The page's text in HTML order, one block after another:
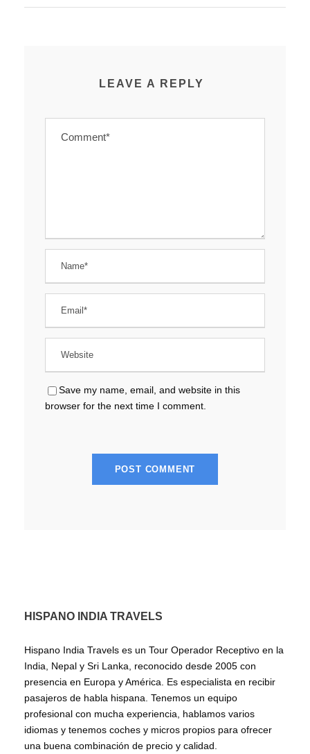
LEAVE A REPLY
Save my name, email, and website in this
browser for the next time I comment.
HISPANO INDIA TRAVELS
Hispano India Travels es un Tour Operador Receptivo en la
India, Nepal y Sri Lanka, reconocido desde 2005 con
presencia en Europa y América. Es especialista en recibir
pasajeros de habla hispana. Tenemos un equipo
profesional con mucha experiencia, hablamos varios
idiomas y tenemos coches y micros propios para ofrecer
una buena combinación de precio y calidad.